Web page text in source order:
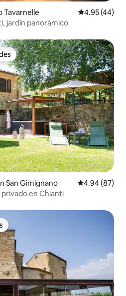
Tavarnelle Calificación
4.95 (44)
jardín panorámico
preferido
San Gimignano Calificación
4.94 (87)
en Chianti